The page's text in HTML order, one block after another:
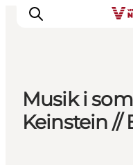
Feriesteder
Musik i
Keinstein //